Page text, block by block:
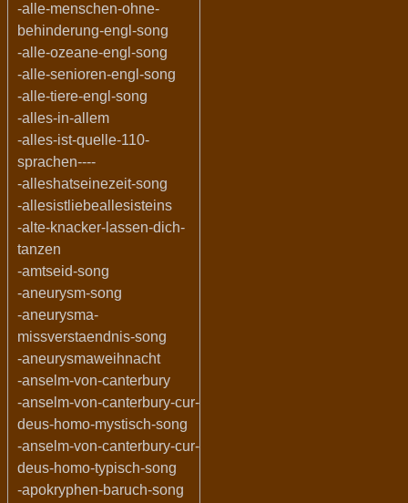
-alle-menschen-ohne-
behinderung-engl-song
-alle-ozeane-engl-song
-alle-senioren-engl-song
-alle-tiere-engl-song
-alles-in-allem
-alles-ist-quelle-110-
sprachen----
-alleshatseinezeit-song
-allesistliebeallesisteins
-alte-knacker-lassen-dich-
tanzen
-amtseid-song
-aneurysm-song
-aneurysma-
missverstaendnis-song
-aneurysmaweihnacht
-anselm-von-canterbury
-anselm-von-canterbury-cur-
deus-homo-mystisch-song
-anselm-von-canterbury-cur-
deus-homo-typisch-song
-apokryphen-baruch-song